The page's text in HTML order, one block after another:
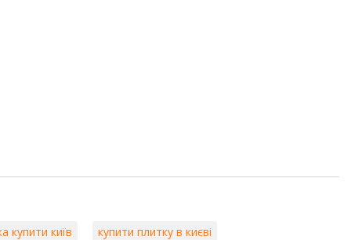
купити київ купити плитку в києві